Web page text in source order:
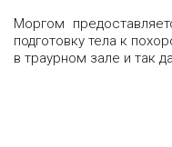
Моргом
подготовку тела к
в траурном зале и так